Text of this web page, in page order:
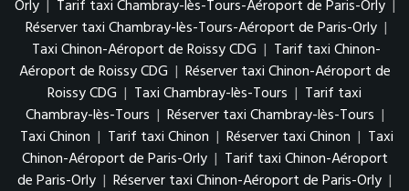
Orly | Tarif taxi Chambray-lès-Tours-Aéroport de Paris-Orly |
Réserver taxi Chambray-lès-Tours-Aéroport de Paris-Orly |
Taxi Chinon-Aéroport de Roissy CDG | Tarif taxi Chinon-
Aéroport de Roissy CDG | Réserver taxi Chinon-Aéroport de
Roissy CDG | Taxi Chambray-lès-Tours | Tarif taxi
Chambray-lès-Tours | Réserver taxi Chambray-lès-Tours |
Taxi Chinon | Tarif taxi Chinon | Réserver taxi Chinon | Taxi
Chinon-Aéroport de Paris-Orly | Tarif taxi Chinon-Aéroport
de Paris-Orly | Réserver taxi Chinon-Aéroport de Paris-Orly |